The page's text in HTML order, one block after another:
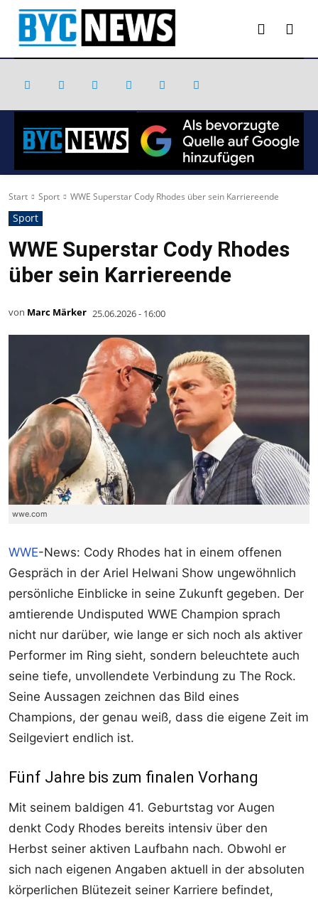
Start Sport WWE Superstar Cody Rhodes über sein Karriereende
Sport
WWE Superstar Cody Rhodes
über sein Karriereende
von Marc Märker 25.06.2026 - 16:00
wwe.com
WWE-News: Cody Rhodes hat in einem offenen
Gespräch in der Ariel Helwani Show ungewöhnlich
persönliche Einblicke in seine Zukunft gegeben. Der
amtierende Undisputed WWE Champion sprach
nicht nur darüber, wie lange er sich noch als aktiver
Performer im Ring sieht, sondern beleuchtete auch
seine tiefe, unvollendete Verbindung zu The Rock.
Seine Aussagen zeichnen das Bild eines
Champions, der genau weiß, dass die eigene Zeit im
Seilgeviert endlich ist.
Fünf Jahre bis zum finalen Vorhang
Mit seinem baldigen 41. Geburtstag vor Augen
denkt Cody Rhodes bereits intensiv über den
Herbst seiner aktiven Laufbahn nach. Obwohl er
sich nach eigenen Angaben aktuell in der absoluten
körperlichen Blütezeit seiner Karriere befindet,